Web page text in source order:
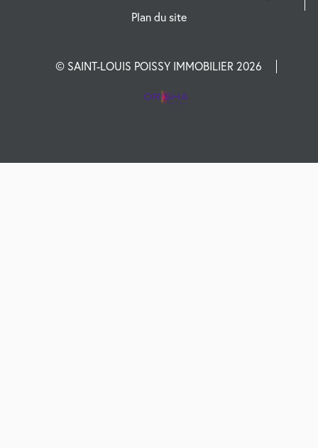
Plan du site
© SAINT-LOUIS POISSY IMMOBILIER 2026